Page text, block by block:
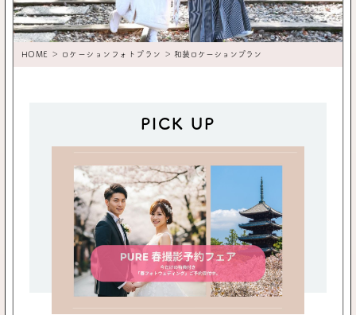
HOME ＞ ロケーションフォトプラン ＞ 和装ロケーションプラン